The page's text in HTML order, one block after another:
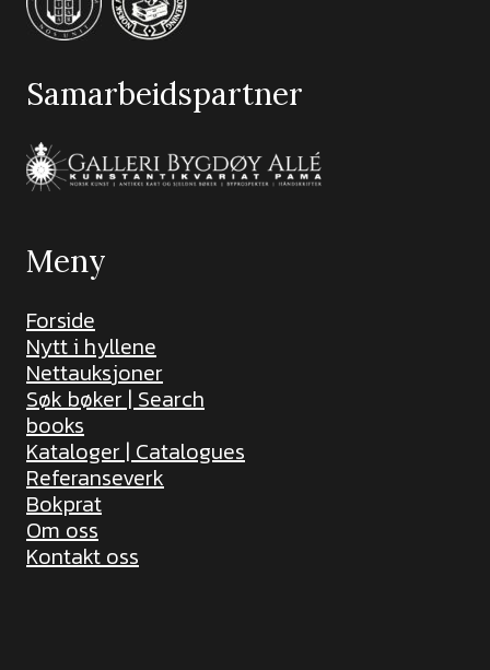
Samarbeidspartner
Meny
Forside
Nytt i hyllene
Nettauksjoner
Søk bøker | Search
books
Kataloger | Catalogues
Referanseverk
Bokprat
Om oss
Kontakt oss